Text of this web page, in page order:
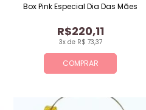
COMPRAR
3x de R$ 73,37
R$220,11
Box Pink Especial Dia Das Mães